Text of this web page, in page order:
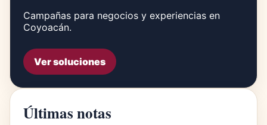
Campañas para negocios y experiencias en
Coyoacán.
Ver soluciones
Últimas notas